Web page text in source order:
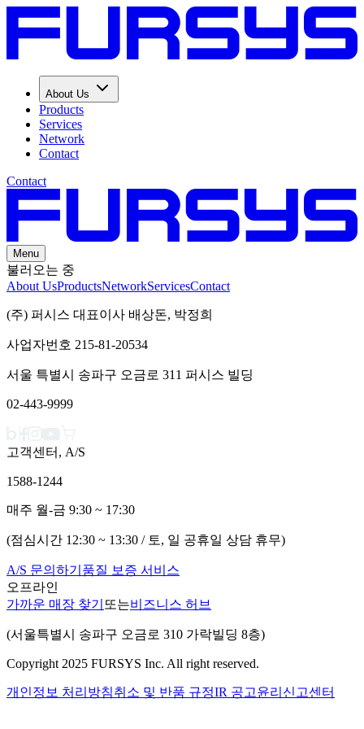
About Us
Products
Services
Network
Contact
Contact
Menu
불러오는 중
About UsProductsNetworkServicesContact
(주) 퍼시스 대표이사 배상돈, 박정희
사업자번호 215-81-20534
서울 특별시 송파구 오금로 311 퍼시스 빌딩
02-443-9999
고객센터, A/S
1588-1244
매주 월-금 9:30 ~ 17:30
(점심시간 12:30 ~ 13:30 / 토, 일 공휴일 상담 휴무)
A/S 문의하기 품질 보증 서비스
오프라인
가까운 매장 찾기 또는비즈니스 허브
(서울특별시 송파구 오금로 310 가락빌딩 8층)
Copyright 2025 FURSYS Inc. All right reserved.
개인정보 처리방침취소 및 반품 규정IR 공고윤리신고센터